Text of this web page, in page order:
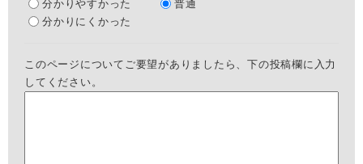
分かりやすかった
普通
分かりにくかった
このページについてご要望がありましたら、下の投稿欄に入力
してください。